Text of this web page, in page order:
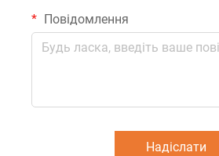
Повідомлення
Надіслати